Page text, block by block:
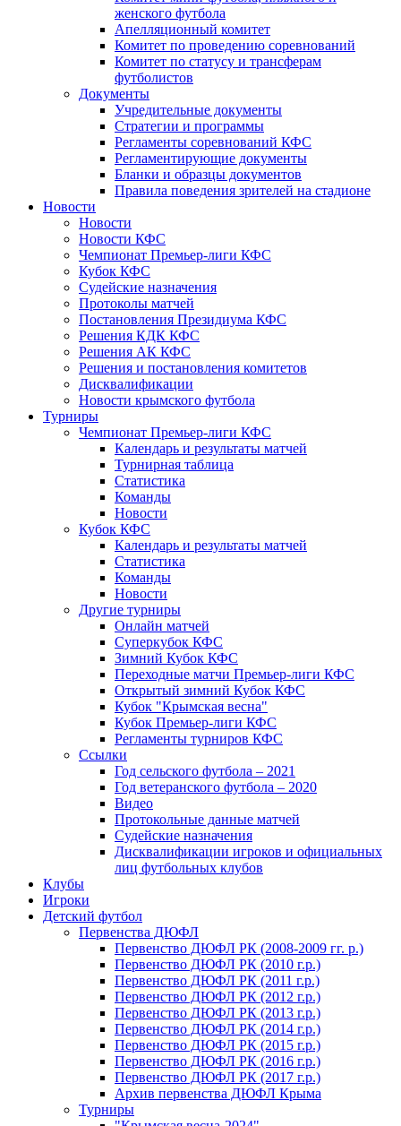
женского футбола
Апелляционный комитет
Комитет по проведению соревнований
Комитет по статусу и трансферам
футболистов
Документы
Учредительные документы
Стратегии и программы
Регламенты соревнований КФС
Регламентирующие документы
Бланки и образцы документов
Правила поведения зрителей на стадионе
Новости
Новости
Новости КФС
Чемпионат Премьер-лиги КФС
Кубок КФС
Судейские назначения
Протоколы матчей
Постановления Президиума КФС
Решения КДК КФС
Решения АК КФС
Решения и постановления комитетов
Дисквалификации
Новости крымского футбола
Турниры
Чемпионат Премьер-лиги КФС
Календарь и результаты матчей
Турнирная таблица
Статистика
Команды
Новости
Кубок КФС
Календарь и результаты матчей
Статистика
Команды
Новости
Другие турниры
Онлайн матчей
Суперкубок КФС
Зимний Кубок КФС
Переходные матчи Премьер-лиги КФС
Открытый зимний Кубок КФС
Кубок "Крымская весна"
Кубок Премьер-лиги КФС
Регламенты турниров КФС
Ссылки
Год сельского футбола – 2021
Год ветеранского футбола – 2020
Видео
Протокольные данные матчей
Судейские назначения
Дисквалификации игроков и официальных
лиц футбольных клубов
Клубы
Игроки
Детский футбол
Первенства ДЮФЛ
Первенство ДЮФЛ РК (2008-2009 гг. р.)
Первенство ДЮФЛ РК (2010 г.р.)
Первенство ДЮФЛ РК (2011 г.р.)
Первенство ДЮФЛ РК (2012 г.р.)
Первенство ДЮФЛ РК (2013 г.р.)
Первенство ДЮФЛ РК (2014 г.р.)
Первенство ДЮФЛ РК (2015 г.р.)
Первенство ДЮФЛ РК (2016 г.р.)
Первенство ДЮФЛ РК (2017 г.р.)
Архив первенства ДЮФЛ Крыма
Турниры